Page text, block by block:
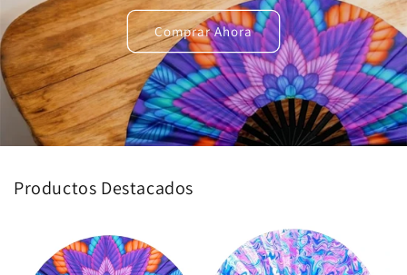
Comprar Ahora
Productos Destacados